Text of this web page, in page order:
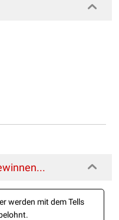
werden mit dem Tells